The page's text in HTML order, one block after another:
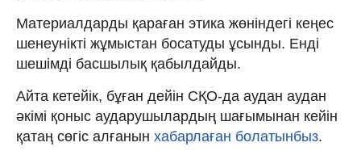
Материалдарды қараған этика жөніндегі кеңес
шенеунікті жұмыстан босатуды ұсынды. Енді
шешімді басшылық қабылдайды.
Айта кетейік, бұған дейін СҚО-да аудан аудан
әкімі қоныс аударушылардың шағымынан кейін
қатаң сөгіс алғанын хабарлаған болатынбыз.